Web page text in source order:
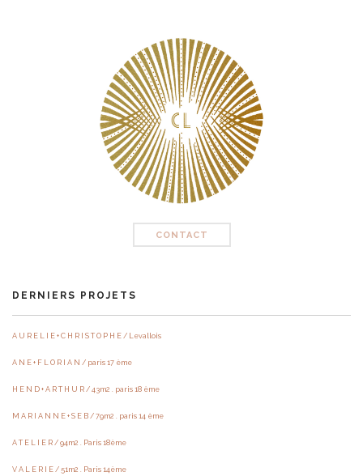
CONTACT
DERNIERS PROJETS
A U R E L I E + C H R I S T O P H E / Levallois
A N E + F L O R I A N / paris 17 ème
H E N D + A R T H U R / 43m2 . paris 18 ème
M A R I A N N E + S E B / 79m2 . paris 14 ème
A T E L I E R / 94m2 . Paris 18ème
V A L E R I E / 51m2 . Paris 14ème